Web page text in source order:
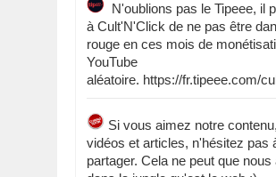
N'oublions pas le Tipeee, il
à Cult'N'Click de ne pas être
rouge en ces mois de
YouTube
aléatoire. https://fr.tipeee.com/
Si vous aimez notre contenu,
vidéos et articles, n'hésitez pas
partager. Cela ne peut que nous